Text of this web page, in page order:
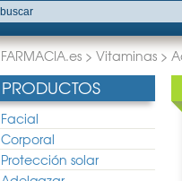
buscar
FARMACIA.es > Vitaminas >
PRODUCTOS
Facial
Corporal
Protección solar